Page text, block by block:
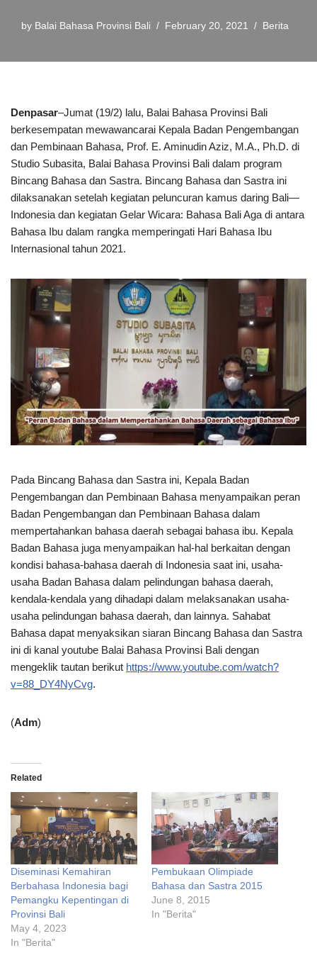
by Balai Bahasa Provinsi Bali February 20, 2021 Berita
Denpasar–Jumat (19/2) lalu, Balai Bahasa Provinsi Bali
berkesempatan mewawancarai Kepala Badan Pengembangan
dan Pembinaan Bahasa, Prof. E. Aminudin Aziz, M.A., Ph.D. di
Studio Subasita, Balai Bahasa Provinsi Bali dalam program
Bincang Bahasa dan Sastra. Bincang Bahasa dan Sastra ini
dilaksanakan setelah kegiatan peluncuran kamus daring Bali—
Indonesia dan kegiatan Gelar Wicara: Bahasa Bali Aga di antara
Bahasa Ibu dalam rangka memperingati Hari Bahasa Ibu
Internasional tahun 2021.
Pada Bincang Bahasa dan Sastra ini, Kepala Badan
Pengembangan dan Pembinaan Bahasa menyampaikan peran
Badan Pengembangan dan Pembinaan Bahasa dalam
mempertahankan bahasa daerah sebagai bahasa ibu. Kepala
Badan Bahasa juga menyampaikan hal-hal berkaitan dengan
kondisi bahasa-bahasa daerah di Indonesia saat ini, usaha-
usaha Badan Bahasa dalam pelindungan bahasa daerah,
kendala-kendala yang dihadapi dalam melaksanakan usaha-
usaha pelindungan bahasa daerah, dan lainnya. Sahabat
Bahasa dapat menyaksikan siaran Bincang Bahasa dan Sastra
ini di kanal youtube Balai Bahasa Provinsi Bali dengan
mengeklik tautan berikut https://www.youtube.com/watch?
v=88_DY4NyCvg.
(Adm)
Related
Diseminasi Kemahiran
Berbahasa Indonesia bagi
Pemangku Kepentingan di
Provinsi Bali
May 4, 2023
In "Berita"
Pembukaan Olimpiade
Bahasa dan Sastra 2015
June 8, 2015
In "Berita"